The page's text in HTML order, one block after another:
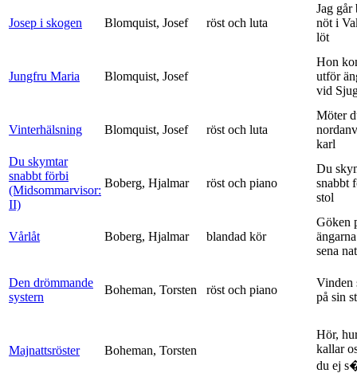
Josep i skogen Blomquist, Josef röst och luta
Jag går
nöt i
löt
Jungfru Maria Blomquist, Josef
Hon
utför
vid
Vinterhälsning Blomquist, Josef röst och luta
Möter
karl
Du skymtar
snabbt förbi
(Midsommarvisor:
II)
Boberg, Hjalmar röst och piano
Du
snabbt
stol
Vårlåt Boberg, Hjalmar blandad kör
Göken
sena
Den drömmande
systern
Boheman, Torsten röst och piano
Vinden
på sin
Majnattsröster Boheman, Torsten
Hör,
kallar
du ej